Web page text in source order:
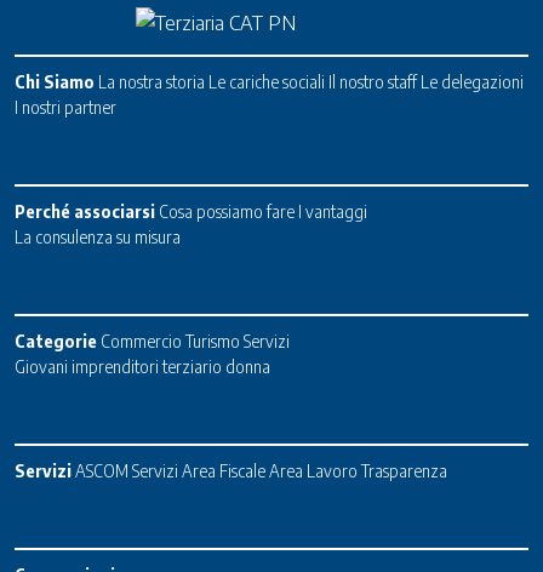
Chi Siamo La nostra storia Le cariche sociali Il nostro staff Le delegazioni
I nostri partner
Perché associarsi Cosa possiamo fare I vantaggi
La consulenza su misura
Categorie Commercio Turismo Servizi
Giovani imprenditori terziario donna
ServiziASCOM Servizi Area FiscaleArea Lavoro Trasparenza